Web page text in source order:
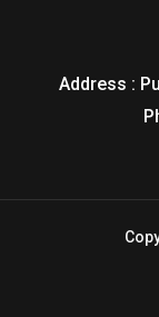
Address :